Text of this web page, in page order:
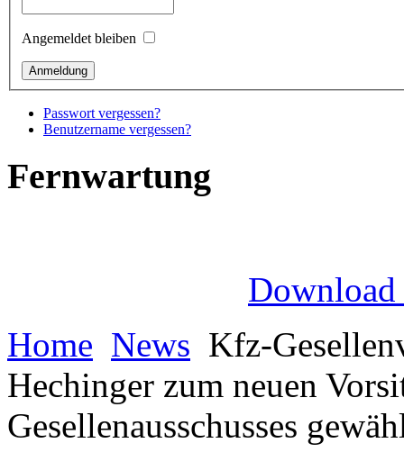
Angemeldet bleiben
Passwort vergessen?
Benutzername vergessen?
Fernwartung
Download
Home News Kfz-
Hechinger zum neuen
Gesellenausschusses